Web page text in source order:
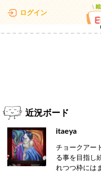
ログイン
近況ボード
itaeya
チョークアー
る事を目指し
れつつ枠には